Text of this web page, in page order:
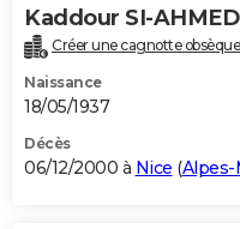
Kaddour SI-AHMED
Créer une cagnotte
Naissance
18/05/1937
Décès
06/12/2000 à Nice (